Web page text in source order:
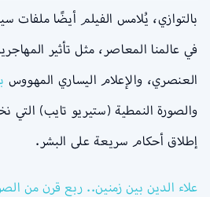
بالتوازي، يُلامس الفيلم أيضًا ملفات
في عالمنا المعاصر، مثل تأثير
العنصري، والإعلام اليساري المهووس
والصورة النمطية (ستيريو تايب) التي
إطلاق أحكام سريعة على البشر.
علاء الدين بين زمنين.. ربع قرن من